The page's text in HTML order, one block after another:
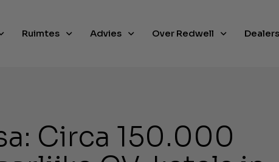
Ruimtes Advies Over Redwell Dealers
Circa 150.000